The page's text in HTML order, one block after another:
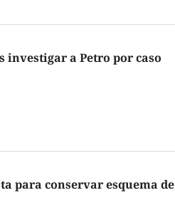
investigar a Petro por caso
para conservar esquema de